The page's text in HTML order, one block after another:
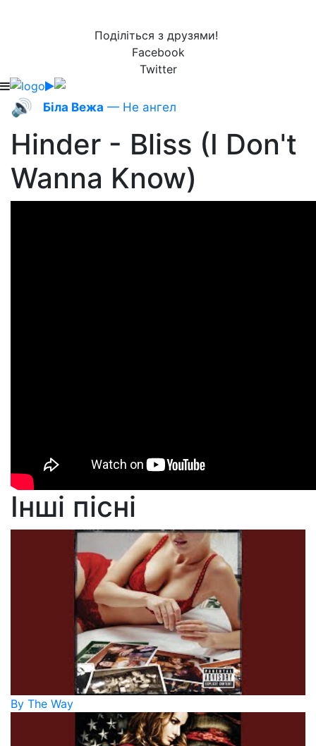
Поділіться з друзями!
Facebook
Twitter
🔊 Біла Вежа — Не ангел
Hinder - Bliss (I Don't
Wanna Know)
Інші пісні
By The Way